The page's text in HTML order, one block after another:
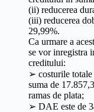
(ii) reducerea
(iii) reducerea
29,99%.
Ca urmare a
se vor inregistra
creditului:
➢ costurile
suma de
ramas de plata;
➢ DAE este de